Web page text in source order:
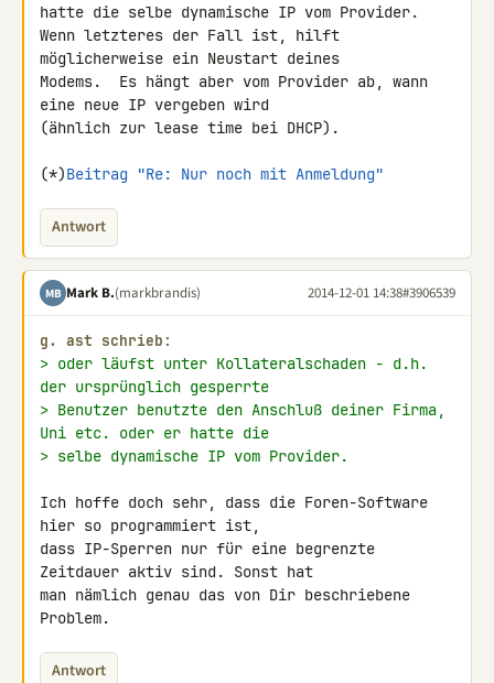
hatte die selbe dynamische IP vom Provider.
Wenn letzteres der Fall ist, hilft
möglicherweise ein Neustart deines
Modems.  Es hängt aber vom Provider ab, wann
eine neue IP vergeben wird
(ähnlich zur lease time bei DHCP).
(*)Beitrag "Re: Nur noch mit Anmeldung"
Antwort
MB Mark B.(markbrandis) 2014-12-01 14:38#3906539
g. ast schrieb:
> oder läufst unter Kollateralschaden - d.h.
der ursprünglich gesperrte
> Benutzer benutzte den Anschluß deiner Firma,
Uni etc. oder er hatte die
> selbe dynamische IP vom Provider.
Ich hoffe doch sehr, dass die Foren-Software
hier so programmiert ist,
dass IP-Sperren nur für eine begrenzte
Zeitdauer aktiv sind. Sonst hat
man nämlich genau das von Dir beschriebene
Problem.
Antwort